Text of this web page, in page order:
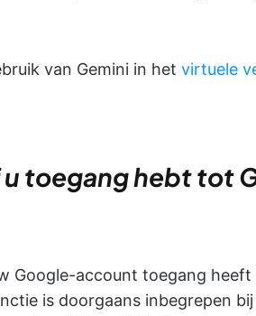
van Gemini in het virtuele
toegang hebt tot
Google-account toegang heeft
is doorgaans inbegrepen